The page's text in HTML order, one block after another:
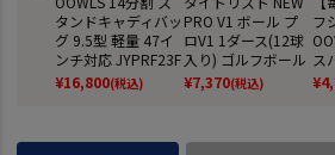
タンドキャディバッ
グ 9.5型 軽量 47イ
ンチ対応 JYPRF23F
SB 【JYPER'Sオリ
ジナル商品】
¥16,800(税込)
PRO V1 ボール プ
ロV1 1ダース(12球
入り) ゴルフボール
2025年モデル TITL
EIST 日本正規品
¥7,370(税込)
フ
ス
ー
¥